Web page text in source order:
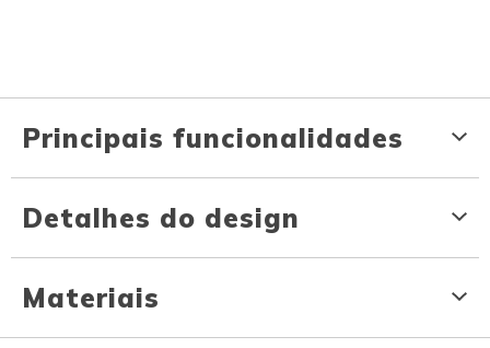
Principais funcionalidades
Detalhes do design
Materiais